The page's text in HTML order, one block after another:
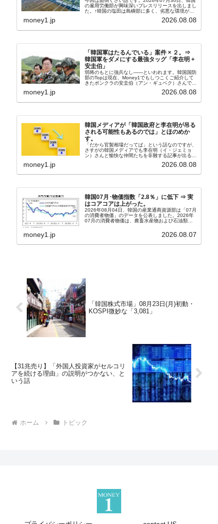
の雇用労働部が興味深いプレスリリースを出しまし
た。↑韓国の塩田は島嶼部に多く、劣悪な環境が一
たといわれます（後述）。これは、いわゆる「塩田
money1.jp 2026.08.08
「韓国軍はたるんでいる」案件 × ２。⇒
韓国軍をダメにする最強タッグ「李在明 +
安圭伯」
弱将のもとに強兵なし――といわれます。韓国国防
部のTopは現在、Money1でもしつこくご紹介して
きたボンクラの安圭伯（アン・ギュベク）さんで
さんと「韓国初の文官上がり」の国防部長官安圭伯
money1.jp 2026.08.08
韓国メディアが「韓国政府と李在明が吊る
される可能性もあるのでは」とほのめか
す。
「だから官製相場だってば」という話なのですが、
さすがの韓国メディアでも李在明（イ・ジェミョ
ン）さんと愉快な仲間たちを非難する記事が出るよ
『朝鮮日報』に面白い記事が出ています。「東西南
money1.jp 2026.08.08
韓国07月･物価指数「2.8％」に低下 ⇒ 実
はコアコアは上がった。
2026年08月04日、韓国の産業通商資源部は「07月
の消費者物価」のデータを公表しました。2026年
07月の消費者物価は、農畜水産物および石油類の
2.8％上昇（06月は3.2％）となり、上昇率は前...
money1.jp 2026.08.07
「韓国株式市場」08月23日(月)初動・
KOSPI微妙な「3,081」
【31兆売り】「外国人投資家がセルコリ
アを続ける理由」の説明がつかない、と
いう話
ホーム トピック